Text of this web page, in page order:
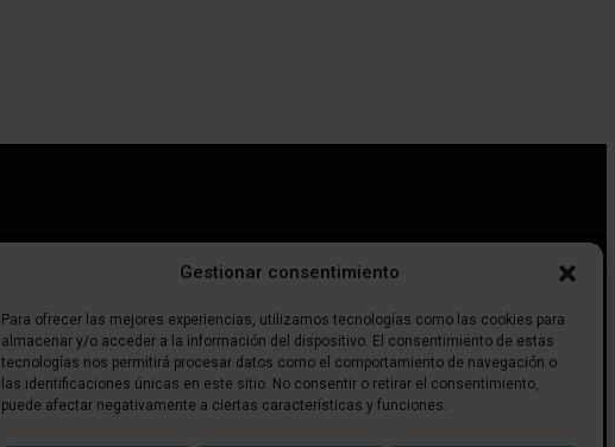
Gestionar consentimiento
Para ofrecer las mejores experiencias, utilizamos tecnologías como las cookies para
almacenar y/o acceder a la información del dispositivo. El consentimiento de estas
tecnologías nos permitirá procesar datos como el comportamiento de navegación o
las identificaciones únicas en este sitio. No consentir o retirar el consentimiento,
puede afectar negativamente a ciertas características y funciones.
Apúntate a la newsletter y
recibe gratis los mejores
reportajes cada mes en tu
email.